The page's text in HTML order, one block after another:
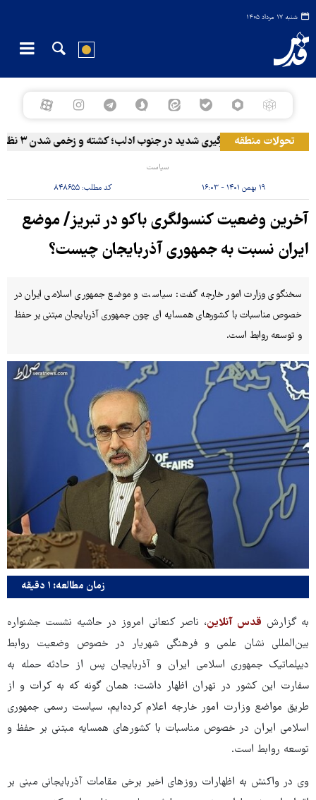
شنبه ۱۷ مرداد ۱۴۰۵
تحولات منطقهدرگیری شدید در جنوب ادلب؛ کشته و زخمی شدن ۳ نظامی ارتش جولانی در دیرالزور
سیاست
۱۹ بهمن ۱۴۰۱ - ۱۶:۰۳ کد مطلب:۸۴۸۶۵۵
آخرین وضعیت کنسولگری باکو در تبریز/ موضع
ایران نسبت به جمهوری آذربایجان چیست؟
سخنگوی وزارت امور خارجه گفت: سیاست و موضع جمهوری اسلامی ایران در
خصوص مناسبات با کشورهای همسایه ای چون جمهوری آذربایجان مبتنی بر حفظ
و توسعه روابط است.
زمان مطالعه: ۱ دقیقه
به گزارش قدس آنلاین، ناصر کنعانی امروز در حاشیه نشست جشنواره
بین‌المللی نشان علمی و فرهنگی شهریار در خصوص وضعیت روابط
دیپلماتیک جمهوری اسلامی ایران و آذربایجان پس از حادثه حمله به
سفارت این کشور در تهران اظهار داشت: همان گونه که به کرات و از
طریق مواضع وزارت امور خارجه اعلام کرده‌ایم، سیاست رسمی جمهوری
اسلامی ایران در خصوص مناسبات با کشورهای همسایه مبتنی بر حفظ و
توسعه روابط است.
وی در واکنش به اظهارات روزهای اخیر برخی مقامات آذربایجانی مبنی بر